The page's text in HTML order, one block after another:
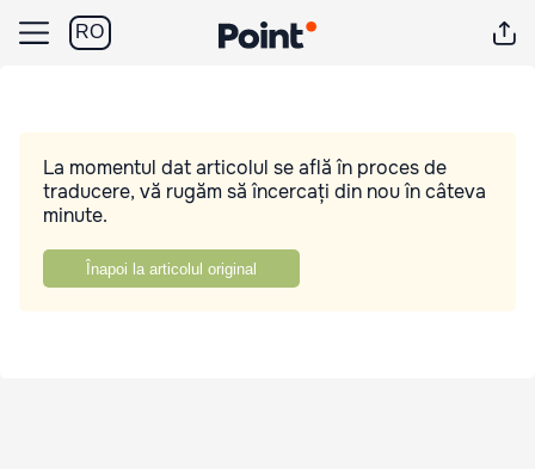
RO
La momentul dat articolul se află în proces de
traducere, vă rugăm să încercați din nou în câteva
minute.
Înapoi la articolul original